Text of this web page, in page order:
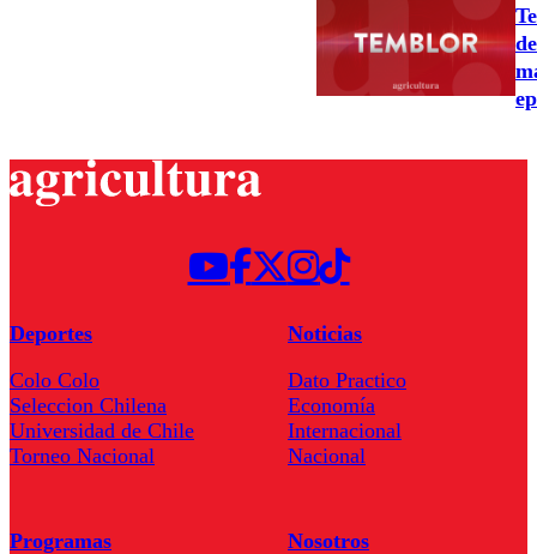
Deportes
Colo Colo
Seleccion Chilena
Universidad de Chile
Torneo Nacional
Noticias
Dato Practico
Economía
Internacional
Nacional
Programas
Nosotros